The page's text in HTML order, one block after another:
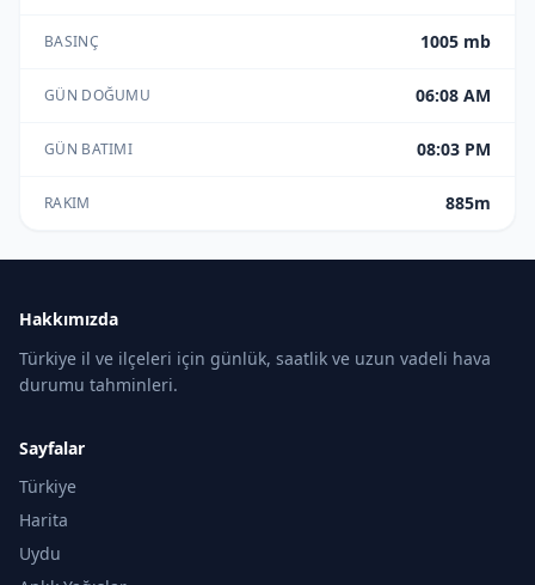
BASINÇ 1005 mb
GÜN DOĞUMU 06:08 AM
GÜN BATIMI 08:03 PM
RAKIM 885m
Hakkımızda
Türkiye il ve ilçeleri için günlük, saatlik ve uzun vadeli hava
durumu tahminleri.
Sayfalar
Türkiye
Harita
Uydu